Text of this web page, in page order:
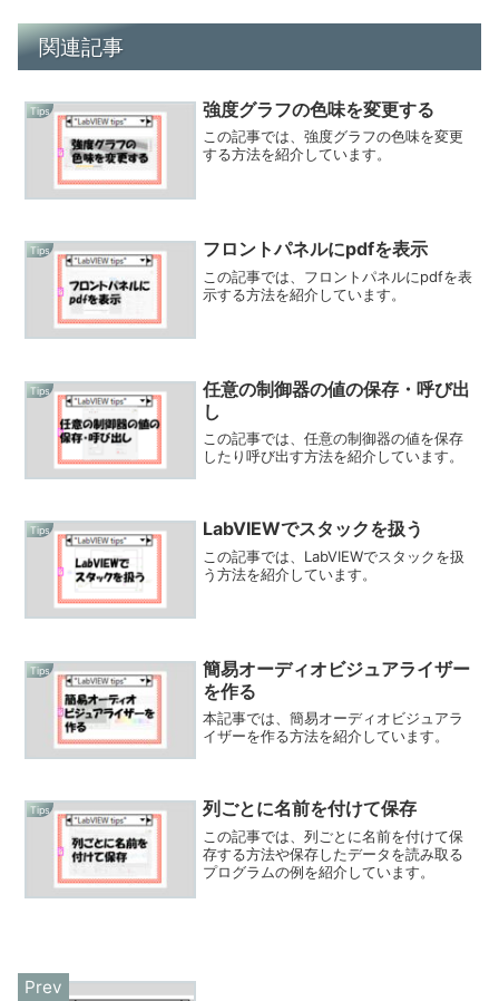
関連記事
Tips 強度グラフの色味を変更する
この記事では、強度グラフの色味を変更
する方法を紹介しています。
Tips フロントパネルにpdfを表示
この記事では、フロントパネルにpdfを表
示する方法を紹介しています。
Tips
任意の制御器の値の保存・呼び出
し
この記事では、任意の制御器の値を保存
したり呼び出す方法を紹介しています。
Tips LabVIEWでスタックを扱う
この記事では、LabVIEWでスタックを扱
う方法を紹介しています。
Tips
簡易オーディオビジュアライザー
を作る
本記事では、簡易オーディオビジュアラ
イザーを作る方法を紹介しています。
Tips 列ごとに名前を付けて保存
この記事では、列ごとに名前を付けて保
存する方法や保存したデータを読み取る
プログラムの例を紹介しています。